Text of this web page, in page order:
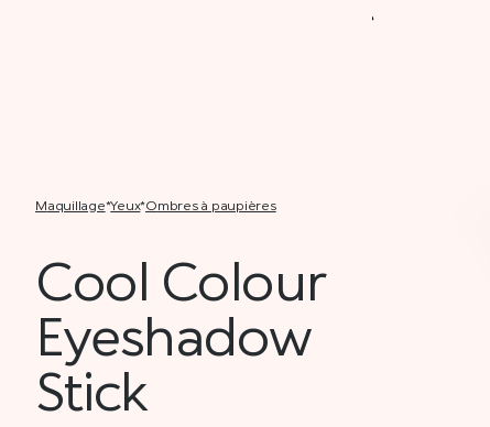
maquillage* yeux* ombres à paupières
Cool Colour
Eyeshadow
Stick